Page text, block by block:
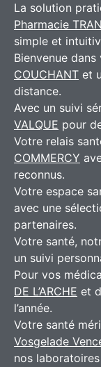
La solution
Pharmacie
simple et
Bienvenue
COUCHANT et
distance.
Avec un suivi
VALQUE pour
Votre relais
COMMERCY
reconnus.
Votre espace
avec une
partenaires.
Votre santé,
un suivi
Pour vos
DE L’ARCHE et
l’année.
Votre santé
Vosgelade
nos